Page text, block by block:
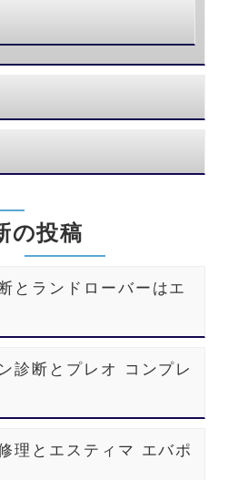
の投稿
とランドローバーはエ
診断とプレオ コンプレ
理とエスティマ エバポ